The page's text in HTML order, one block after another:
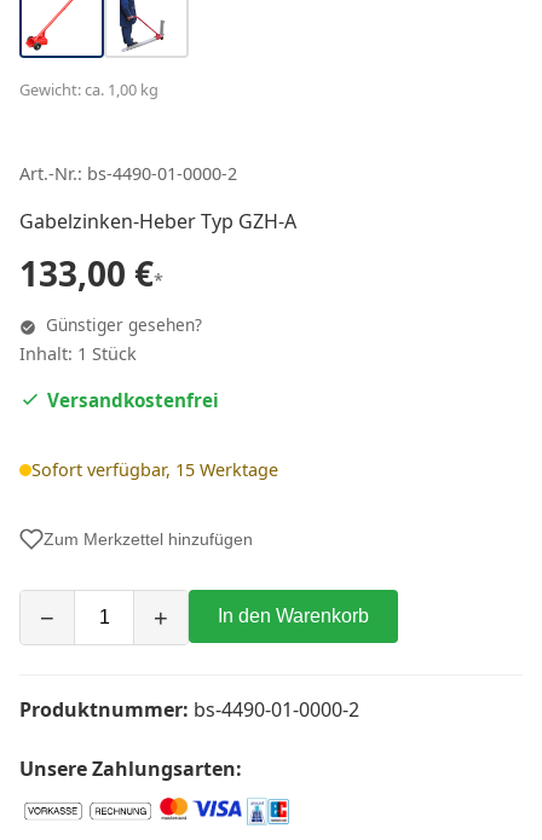
Gewicht: ca. 1,00 kg
Art.-Nr.: bs-4490-01-0000-2
Gabelzinken-Heber Typ GZH-A
133,00 €*
Günstiger gesehen?
Inhalt: 1 Stück
Versandkostenfrei
Sofort verfügbar, 15 Werktage
Zum Merkzettel hinzufügen
− + In den Warenkorb
Produktnummer: bs-4490-01-0000-2
Unsere Zahlungsarten: